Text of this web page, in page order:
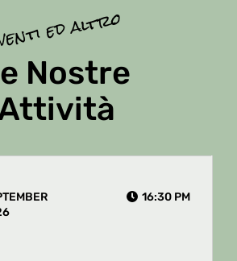
ed altro
Nostre
16:30 PM